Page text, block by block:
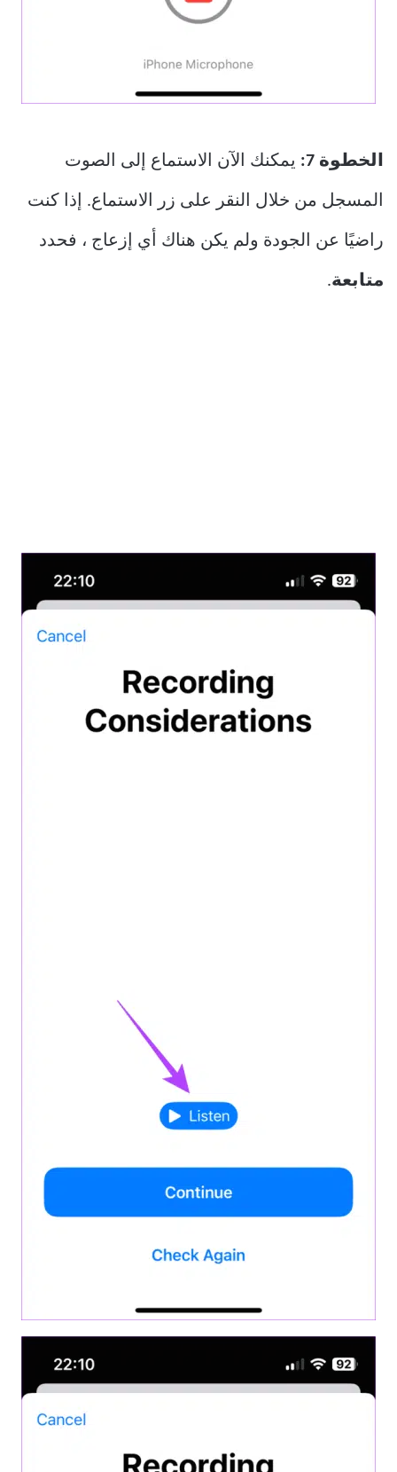
الخطوة 7: يمكنك الآن الاستماع إلى الصوت
المسجل من خلال النقر على زر الاستماع. إذا كنت
راضيًا عن الجودة ولم يكن هناك أي إزعاج ، فحدد
متابعة.